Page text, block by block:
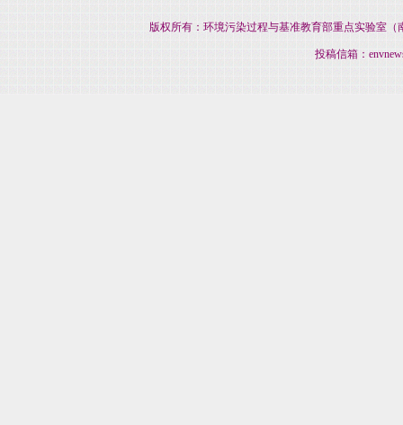
版权所有：环境污染过程与基准教育部重点实验室
投稿信箱：